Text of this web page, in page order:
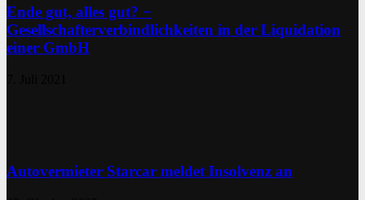
Ende gut, alles gut? −
Gesellschafterverbindlichkeiten in der Liquidation
einer GmbH
Autovermieter Starcar meldet Insolvenz an